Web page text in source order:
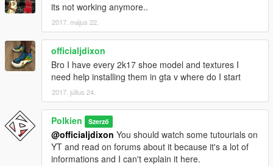
its not working anymore..
2017. május 22.
officialjdixon
Bro I have every 2k17 shoe model and textures I
need help installing them in gta v where do I start
2017. július 24.
Polkien Szerző
@officialjdixon You should watch some tutourials on
YT and read on forums about it because it's a lot of
informations and I can't explain it here.